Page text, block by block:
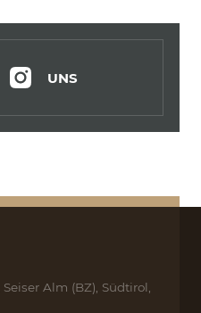
UNS
Alm (BZ), Südtirol,